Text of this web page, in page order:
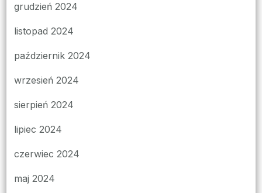
grudzień 2024
listopad 2024
październik 2024
wrzesień 2024
sierpień 2024
lipiec 2024
czerwiec 2024
maj 2024